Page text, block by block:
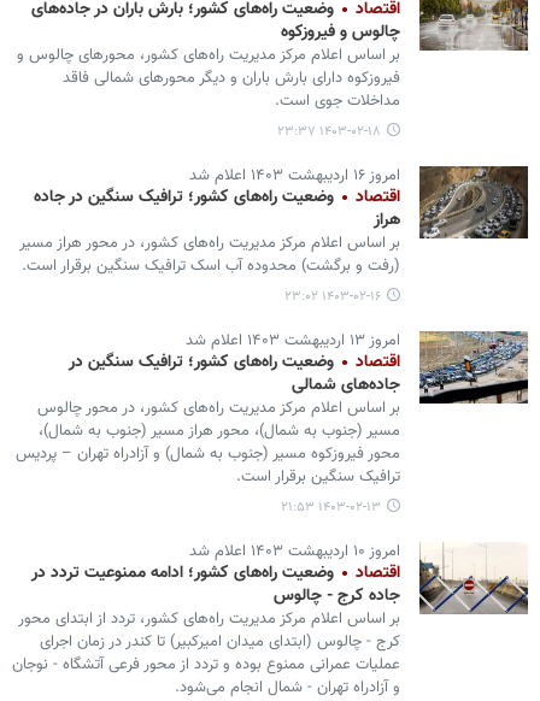
اقتصاد
وضعیت راه‌های کشور؛ بارش باران در جاده‌های
چالوس و فیروزکوه
بر اساس اعلام مرکز مدیریت راه‌های کشور، محورهای چالوس و
فیروزکوه دارای بارش باران و دیگر محورهای شمالی فاقد
مداخلات جوی است.
۱۴۰۳-۰۲-۱۸ ۲۳:۳۷
امروز ۱۶ اردیبهشت ۱۴۰۳ اعلام شد
اقتصاد
وضعیت راه‌های کشور؛ ترافیک سنگین در جاده
هراز
بر اساس اعلام مرکز مدیریت راه‌های کشور، در محور هراز مسیر
(رفت و برگشت) محدوده آب اسک ترافیک سنگین برقرار است.
۱۴۰۳-۰۲-۱۶ ۲۳:۰۲
امروز ۱۳ اردیبهشت ۱۴۰۳ اعلام شد
اقتصاد
وضعیت راه‌های کشور؛ ترافیک سنگین در
جاده‌های شمالی
بر اساس اعلام مرکز مدیریت راه‌های کشور، در محور چالوس
مسیر (جنوب به شمال)، محور هراز مسیر (جنوب به شمال)،
محور فیروزکوه مسیر (جنوب به شمال) و آزادراه تهران – پردیس
ترافیک سنگین برقرار است.
۱۴۰۳-۰۲-۱۳ ۲۱:۵۳
امروز ۱۰ اردیبهشت ۱۴۰۳ اعلام شد
اقتصاد
وضعیت راه‌های کشور؛ ادامه ممنوعیت تردد در
جاده کرج - چالوس
بر اساس اعلام مرکز مدیریت راه‌های کشور، تردد از ابتدای محور
کرج - چالوس (ابتدای میدان امیرکبیر) تا کندر در زمان اجرای
عملیات عمرانی ممنوع بوده و تردد از محور فرعی آتشگاه - نوجان
و آزادراه تهران - شمال انجام می‌شود.